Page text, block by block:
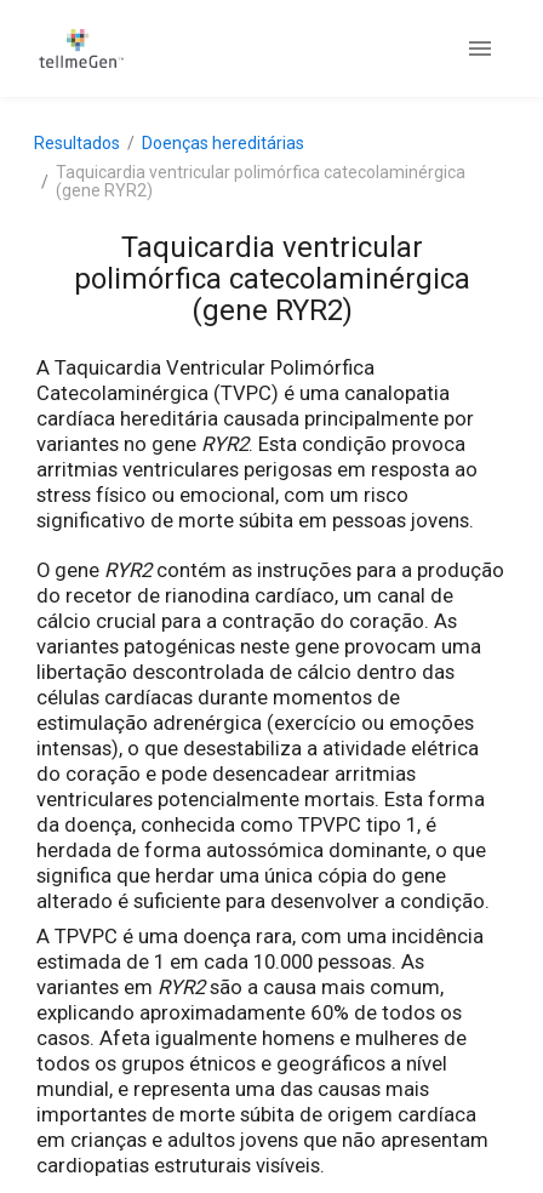
Resultados
Doenças hereditárias
Taquicardia ventricular polimórfica catecolaminérgica
(gene RYR2)
Taquicardia ventricular
polimórfica catecolaminérgica
(gene RYR2)
A Taquicardia Ventricular Polimórfica
Catecolaminérgica (TVPC) é uma canalopatia
cardíaca hereditária causada principalmente por
variantes no gene RYR2. Esta condição provoca
arritmias ventriculares perigosas em resposta ao
stress físico ou emocional, com um risco
significativo de morte súbita em pessoas jovens.
O gene RYR2contém as instruções para a produção
do recetor de rianodina cardíaco, um canal de
cálcio crucial para a contração do coração. As
variantes patogénicas neste gene provocam uma
libertação descontrolada de cálcio dentro das
células cardíacas durante momentos de
estimulação adrenérgica (exercício ou emoções
intensas), o que desestabiliza a atividade elétrica
do coração e pode desencadear arritmias
ventriculares potencialmente mortais. Esta forma
da doença, conhecida como TPVPC tipo 1, é
herdada de forma autossómica dominante, o que
significa que herdar uma única cópia do gene
alterado é suficiente para desenvolver a condição.
A TPVPC é uma doença rara, com uma incidência
estimada de 1 em cada 10.000 pessoas. As
variantes em RYR2são a causa mais comum,
explicando aproximadamente 60% de todos os
casos. Afeta igualmente homens e mulheres de
todos os grupos étnicos e geográficos a nível
mundial, e representa uma das causas mais
importantes de morte súbita de origem cardíaca
em crianças e adultos jovens que não apresentam
cardiopatias estruturais visíveis.